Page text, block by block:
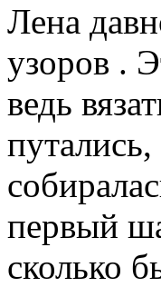
Лена
узоров .
ведь
первый
сколько